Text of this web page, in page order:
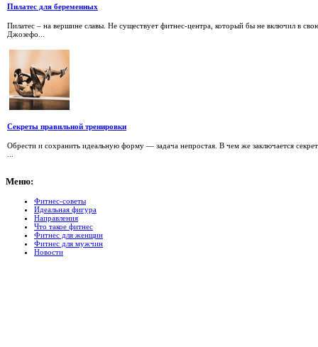
Пилатес для беременных
Пилатес – на вершине славы. Не существует фитнес-центра, который бы не включил в
Джозефо...
Секреты правильной тренировки
Обрести и сохранить идеальную форму — задача непростая. В чем же заключается
Меню:
Фитнес-советы
Идеальная фигура
Направления
Что такое фитнес
Фитнес для женщин
Фитнес для мужчин
Новости